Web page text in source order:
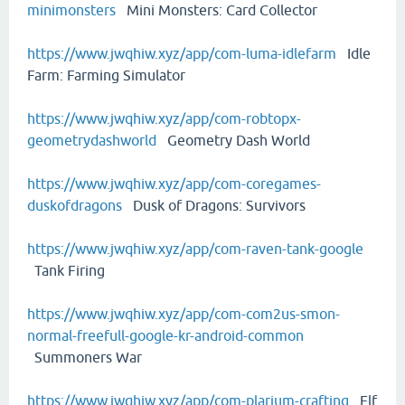
minimonsters Mini Monsters: Card Collector
https://www.jwqhiw.xyz/app/com-luma-idlefarm Idle
Farm: Farming Simulator
https://www.jwqhiw.xyz/app/com-robtopx-
geometrydashworld Geometry Dash World
https://www.jwqhiw.xyz/app/com-coregames-
duskofdragons Dusk of Dragons: Survivors
https://www.jwqhiw.xyz/app/com-raven-tank-google
Tank Firing
https://www.jwqhiw.xyz/app/com-com2us-smon-
normal-freefull-google-kr-android-common
Summoners War
https://www.jwqhiw.xyz/app/com-plarium-crafting Elf